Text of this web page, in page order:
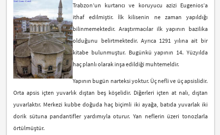
Trabzon’un kurtarıcı ve koruyucu azizi Eugenios’a
ithaf edilmiştir. İlk kilisenin ne zaman yapıldığı
bilinmemektedir. Araştırmacılar ilk yapının bazilika
olduğunu belirtmektedir. Ayrıca 1291 yılına ait bir
kitabe bulunmuştur. Bugünkü yapının 14. Yüzyılda
haç planlı olarak inşa edildiği muhtemeldir.
Yapının bugün narteksi yoktur. Üç nefli ve üç apsislidir.
Orta apsis içten yuvarlık dıştan beş köşelidir. Diğerleri içten at nalı, dıştan
yuvarlaktır. Merkezi kubbe doğuda haç biçimli iki ayağa, batıda yuvarlak iki
dorik sütuna pandantifler yardımıyla oturur. Yan neflerin üzeri tonozlarla
örtülmüştür.